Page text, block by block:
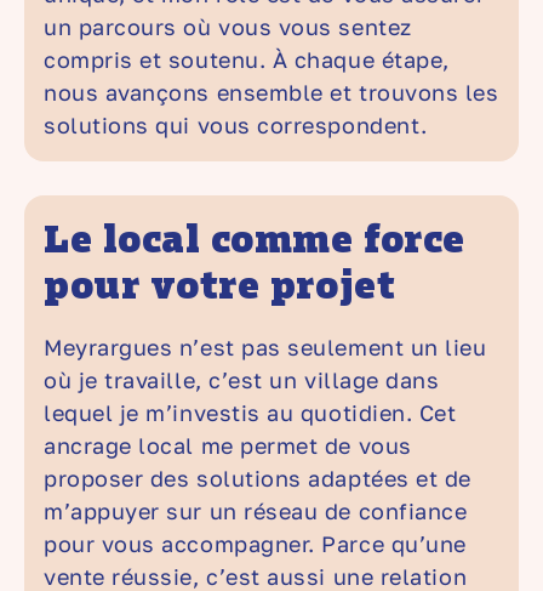
un parcours où vous vous sentez
compris et soutenu. À chaque étape,
nous avançons ensemble et trouvons les
solutions qui vous correspondent.
Le local comme force
pour votre projet
Meyrargues n’est pas seulement un lieu
où je travaille, c’est un village dans
lequel je m’investis au quotidien. Cet
ancrage local me permet de vous
proposer des solutions adaptées et de
m’appuyer sur un réseau de confiance
pour vous accompagner. Parce qu’une
vente réussie, c’est aussi une relation